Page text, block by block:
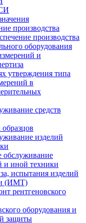
производства
производства
оборудования
и
утверждения типа
в
средств
изделий
обслуживание
и иной техники
испытания изделий
(ИМТ)
рентгеновского
оборудования и
защиты